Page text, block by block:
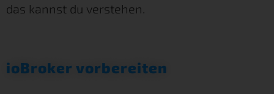
das kannst du verstehen.
ioBroker vorbereiten